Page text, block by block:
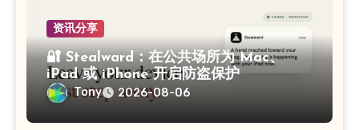
资讯分享
🔐 Stealward：在公共场所为 Mac、
iPad 或 iPhone 开启防盗保护
Tony 2026-08-06